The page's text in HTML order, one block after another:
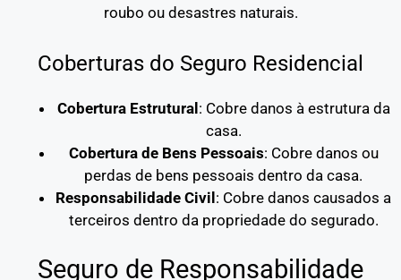
roubo ou desastres naturais.
Coberturas do Seguro Residencial
Cobertura Estrutural: Cobre danos à estrutura da
casa.
Cobertura de Bens Pessoais: Cobre danos ou
perdas de bens pessoais dentro da casa.
Responsabilidade Civil: Cobre danos causados a
terceiros dentro da propriedade do segurado.
Seguro de Responsabilidade